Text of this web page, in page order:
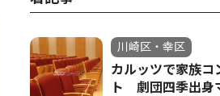
4
川崎区・幸区
カルッツで家族コ
ト 劇団四季出身